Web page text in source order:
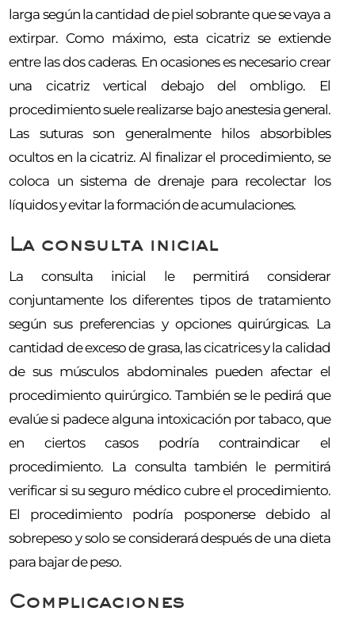
larga según la cantidad de piel sobrante que se vaya a
extirpar. Como máximo, esta cicatriz se extiende
entre las dos caderas. En ocasiones es necesario crear
una cicatriz vertical debajo del ombligo. El
procedimiento suele realizarse bajo anestesia general.
Las suturas son generalmente hilos absorbibles
ocultos en la cicatriz. Al finalizar el procedimiento, se
coloca un sistema de drenaje para recolectar los
líquidos y evitar la formación de acumulaciones.
La consulta inicial
La consulta inicial le permitirá considerar
conjuntamente los diferentes tipos de tratamiento
según sus preferencias y opciones quirúrgicas. La
cantidad de exceso de grasa, las cicatrices y la calidad
de sus músculos abdominales pueden afectar el
procedimiento quirúrgico. También se le pedirá que
evalúe si padece alguna intoxicación por tabaco, que
en ciertos casos podría contraindicar el
procedimiento. La consulta también le permitirá
verificar si su seguro médico cubre el procedimiento.
El procedimiento podría posponerse debido al
sobrepeso y solo se considerará después de una dieta
para bajar de peso.
Complicaciones